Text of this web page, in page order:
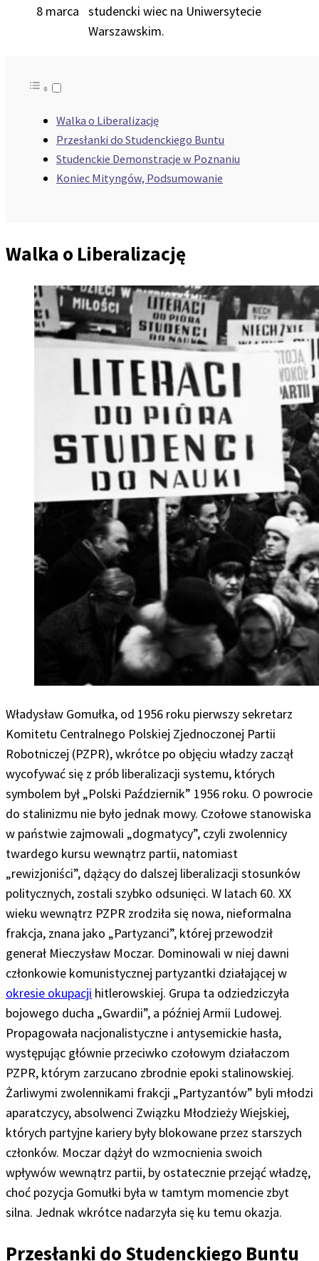
8 marca
studencki wiec na Uniwersytecie
Warszawskim.
Walka o Liberalizację
Przesłanki do Studenckiego Buntu
Studenckie Demonstracje w Poznaniu
Koniec Mityngów, Podsumowanie
Walka o Liberalizację
Władysław Gomułka, od 1956 roku pierwszy sekretarz
Komitetu Centralnego Polskiej Zjednoczonej Partii
Robotniczej (PZPR), wkrótce po objęciu władzy zaczął
wycofywać się z prób liberalizacji systemu, których
symbolem był „Polski Październik” 1956 roku. O powrocie
do stalinizmu nie było jednak mowy. Czołowe stanowiska
w państwie zajmowali „dogmatycy”, czyli zwolennicy
twardego kursu wewnątrz partii, natomiast
„rewizjoniści”, dążący do dalszej liberalizacji stosunków
politycznych, zostali szybko odsunięci. W latach 60. XX
wieku wewnątrz PZPR zrodziła się nowa, nieformalna
frakcja, znana jako „Partyzanci”, której przewodził
generał Mieczysław Moczar. Dominowali w niej dawni
członkowie komunistycznej partyzantki działającej w
okresie okupacji hitlerowskiej. Grupa ta odziedziczyła
bojowego ducha „Gwardii”, a później Armii Ludowej.
Propagowała nacjonalistyczne i antysemickie hasła,
występując głównie przeciwko czołowym działaczom
PZPR, którym zarzucano zbrodnie epoki stalinowskiej.
Żarliwymi zwolennikami frakcji „Partyzantów” byli młodzi
aparatczycy, absolwenci Związku Młodzieży Wiejskiej,
których partyjne kariery były blokowane przez starszych
członków. Moczar dążył do wzmocnienia swoich
wpływów wewnątrz partii, by ostatecznie przejąć władzę,
choć pozycja Gomułki była w tamtym momencie zbyt
silna. Jednak wkrótce nadarzyła się ku temu okazja.
Przesłanki do Studenckiego Buntu